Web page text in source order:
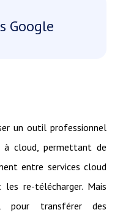
Google
un outil professionnel
cloud, permettant de
entre services cloud
re-télécharger. Mais
transférer des